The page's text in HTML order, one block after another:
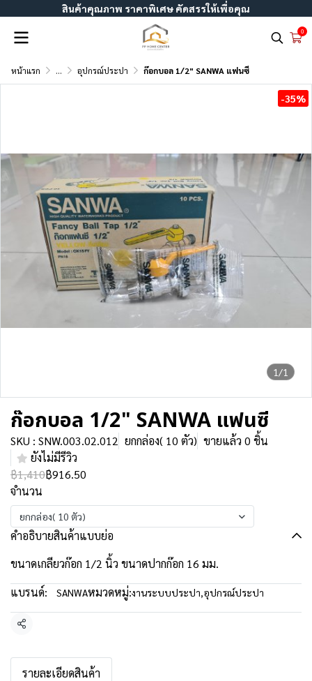
สินค้าคุณภาพ ราคาพิเศษ คัดสรรให้เพื่อคุณ
0
หน้าแรก ... อุปกรณ์ประปา ก๊อกบอล 1/2" SANWA แฟนซี
1/1
-35%
ก๊อกบอล 1/2" SANWA แฟนซี
SKU : SNW.003.02.012 ยกกล่อง( 10 ตัว) ขายแล้ว 0 ชิ้น
ยังไม่มีรีวิว
฿1,410฿916.50
จำนวน
ยกกล่อง( 10 ตัว)
คำอธิบายสินค้าแบบย่อ
ขนาดเกลียวก๊อก 1/2 นิ้ว ขนาดปากก๊อก 16 มม.
แบรนด์:
SANWAหมวดหมู่:งานระบบประปา,อุปกรณ์ประปา
แชร์
รายละเอียดสินค้า